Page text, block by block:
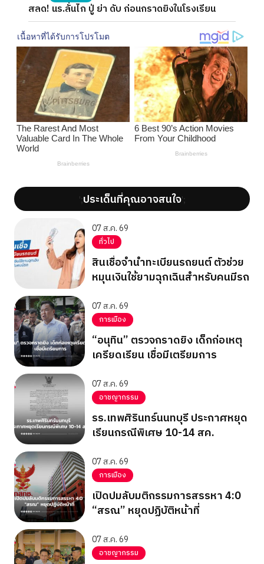
สลด! นร.ลั่นไก ปู่ ย่า ดับ ก่อนกราดยิงในโรงเรียน
';ประเด็นที่คุณอาจสนใจ';
07 ส.ค. 69
ทั่วไป
สินเชื่อจำนำทะเบียนรถยนต์ ตัวช่วย
หมุนเงินใช้ยามฉุกเฉินสำหรับคนมีรถ
07 ส.ค. 69
การเมือง
“อนุทิน” ตรวจกราดยิง เด็กก่อเหตุ
เครียดเรียน เชื่อมีเตรียมการ
07 ส.ค. 69
อาชญากรรม
รร.เทพศิรินทร์นนทบุรี ประกาศหยุด
เรียนกรณีพิเศษ 10-14 สค.
07 ส.ค. 69
การเมือง
เปิดปมลับมติกรรมการสรรหา 4:0
“สรณ” หยุดปฏิบัติหน้าที่
07 ส.ค. 69
อาชญากรรม